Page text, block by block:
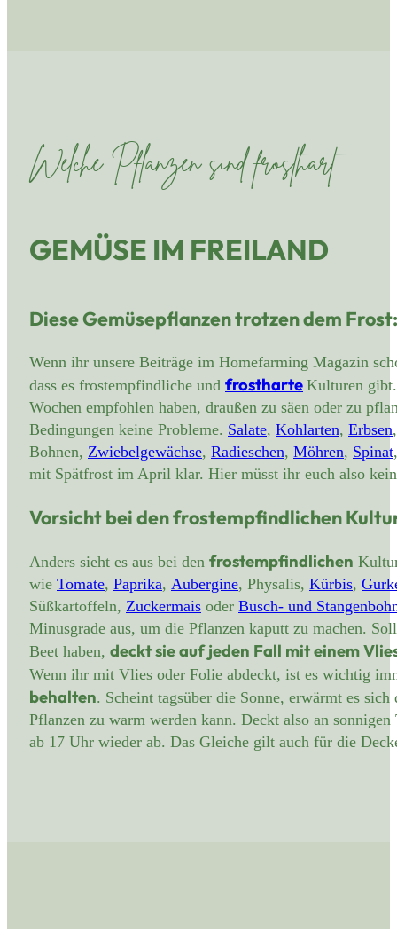
Welche Pflanzen sind frosthart
GEMÜSE IM FREILAND
Diese Gemüsepflanzen trotzen dem Frost:
Wenn ihr unsere Beiträge im Homefarming Magazin
dass es frostempfindliche und frostharte Kulturen
Wochen empfohlen haben, draußen zu säen oder zu
Bedingungen keine Probleme. Salate, Kohlarten, Erbsen
Bohnen, Zwiebelgewächse, Radieschen, Möhren, Spinat,
mit Spätfrost im April klar. Hier müsst ihr euch also
Vorsicht bei den frostempfindlichen
Anders sieht es aus bei den frostempfindlichen
wie Tomate, Paprika, Aubergine, Physalis, Kürbis,
Süßkartoffeln, Zuckermais oder Busch- und
Minusgrade aus, um die Pflanzen kaputt zu machen.
Beet haben, deckt sie auf jeden Fall mit einem
Wenn ihr mit Vlies oder Folie abdeckt, ist es wichtig
behalten. Scheint tagsüber die Sonne, erwärmt es sich
Pflanzen zu warm werden kann. Deckt also an
ab 17 Uhr wieder ab. Das Gleiche gilt auch für die